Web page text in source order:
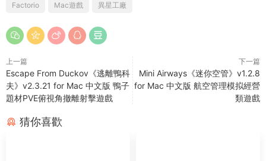
Factorio Mac遊戲 異星工廠
上一篇
Escape From Duckov《逃離鴨科
夫》v2.3.21 for Mac 中文版 鴨子
題材PVE俯視角撤離射擊遊戲
下一篇
Mini Airways《迷你空管》v1.2.8
for Mac 中文版 航空管理模拟經營
類遊戲
猜你喜歡